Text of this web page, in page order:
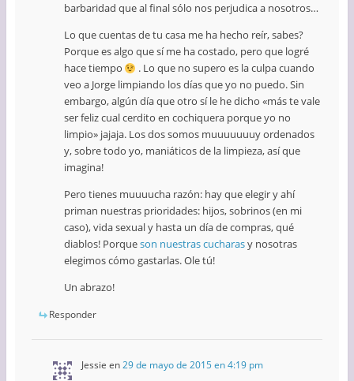
barbaridad que al final sólo nos perjudica a nosotros…
Lo que cuentas de tu casa me ha hecho reír, sabes?
Porque es algo que sí me ha costado, pero que logré
hace tiempo
. Lo que no supero es la culpa cuando
veo a Jorge limpiando los días que yo no puedo. Sin
embargo, algún día que otro sí le he dicho «más te vale
ser feliz cual cerdito en cochiquera porque yo no
limpio» jajaja. Los dos somos muuuuuuuy ordenados
y, sobre todo yo, maniáticos de la limpieza, así que
imagina!
Pero tienes muuuucha razón: hay que elegir y ahí
priman nuestras prioridades: hijos, sobrinos (en mi
caso), vida sexual y hasta un día de compras, qué
diablos! Porqueson nuestras cucharasy nosotras
elegimos cómo gastarlas. Ole tú!
Un abrazo!
Responder
Jessie en29 de mayo de 2015 en 4:19 pm